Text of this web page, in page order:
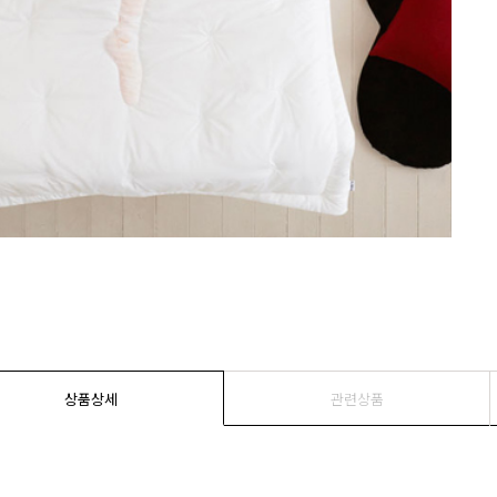
상품상세 관련상품